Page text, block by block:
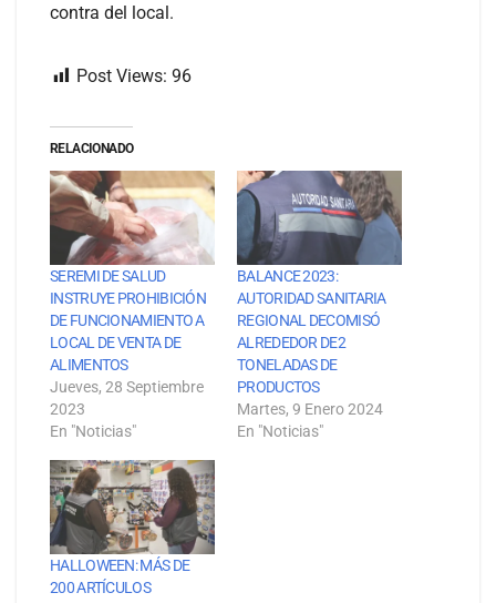
contra del local.
Post Views: 96
RELACIONADO
SEREMI DE SALUD
INSTRUYE PROHIBICIÓN
DE FUNCIONAMIENTO A
LOCAL DE VENTA DE
ALIMENTOS
Jueves, 28 Septiembre
2023
En "Noticias"
BALANCE 2023:
AUTORIDAD SANITARIA
REGIONAL DECOMISÓ
ALREDEDOR DE2
TONELADAS DE
PRODUCTOS
Martes, 9 Enero 2024
En "Noticias"
HALLOWEEN: MÁS DE
200 ARTÍCULOS